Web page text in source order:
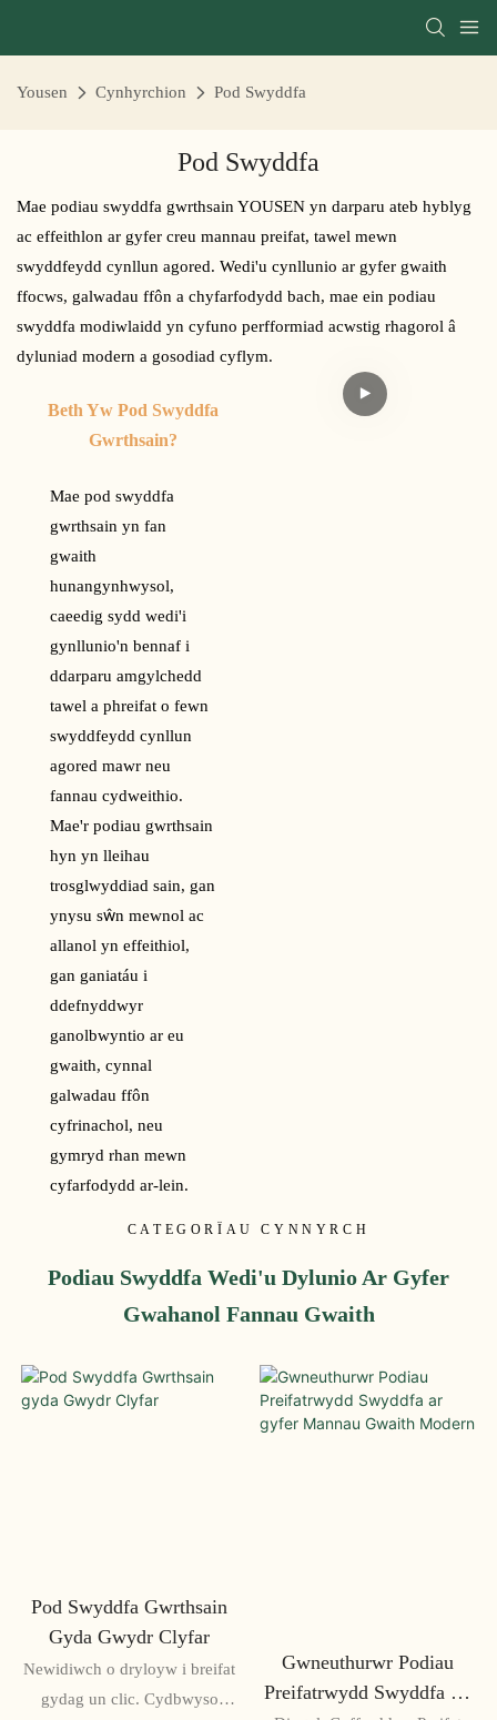
Yousen Cynhyrchion Pod Swyddfa
Pod Swyddfa
Mae podiau swyddfa gwrthsain YOUSEN yn darparu ateb hyblyg
ac effeithlon ar gyfer creu mannau preifat, tawel mewn
swyddfeydd cynllun agored. Wedi'u cynllunio ar gyfer gwaith
ffocws, galwadau ffôn a chyfarfodydd bach, mae ein podiau
swyddfa modiwlaidd yn cyfuno perfformiad acwstig rhagorol â
dyluniad modern a gosodiad cyflym.
Beth Yw Pod Swyddfa
Gwrthsain?
Mae pod swyddfa
gwrthsain yn fan
gwaith
hunangynhwysol,
caeedig sydd wedi'i
gynllunio'n bennaf i
ddarparu amgylchedd
tawel a phreifat o fewn
swyddfeydd cynllun
agored mawr neu
fannau cydweithio.
Mae'r podiau gwrthsain
hyn yn lleihau
trosglwyddiad sain, gan
ynysu sŵn mewnol ac
allanol yn effeithiol,
gan ganiatáu i
ddefnyddwyr
ganolbwyntio ar eu
gwaith, cynnal
galwadau ffôn
cyfrinachol, neu
gymryd rhan mewn
cyfarfodydd ar-lein.
CATEGORÏAU CYNNYRCH
Podiau Swyddfa Wedi'u Dylunio Ar Gyfer
Gwahanol Fannau Gwaith
Pod Swyddfa Gwrthsain
Gyda Gwydr Clyfar
Newidiwch o dryloyw i breifat
gydag un clic. Cydbwyso
Gwneuthurwr Podiau
Preifatrwydd Swyddfa Ar